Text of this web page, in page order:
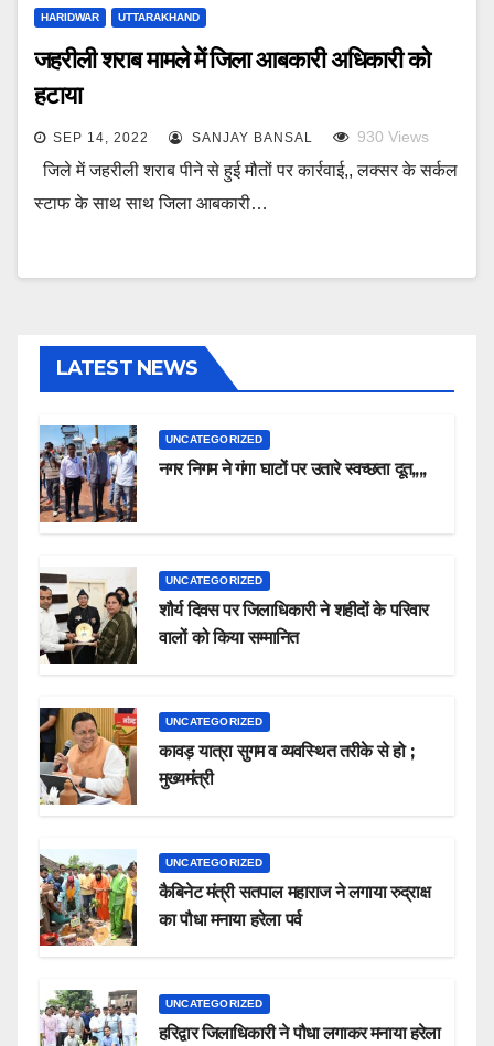
HARIDWAR UTTARAKHAND
जहरीली शराब मामले में जिला आबकारी अधिकारी को
हटाया
SEP 14, 2022 SANJAY BANSAL 930 Views
जिले में जहरीली शराब पीने से हुई मौतों पर कार्रवाई,, लक्सर के सर्कल
स्टाफ के साथ साथ जिला आबकारी…
LATEST NEWS
UNCATEGORIZED
नगर निगम ने गंगा घाटों पर उतारे स्वच्छता दूत,,,,
UNCATEGORIZED
शौर्य दिवस पर जिलाधिकारी ने शहीदों के परिवार
वालों को किया सम्मानित
UNCATEGORIZED
कावड़ यात्रा सुगम व व्यवस्थित तरीके से हो ;
मुख्यमंत्री
UNCATEGORIZED
कैबिनेट मंत्री सतपाल महाराज ने लगाया रुद्राक्ष
का पौधा मनाया हरेला पर्व
UNCATEGORIZED
हरिद्वार जिलाधिकारी ने पौधा लगाकर मनाया हरेला